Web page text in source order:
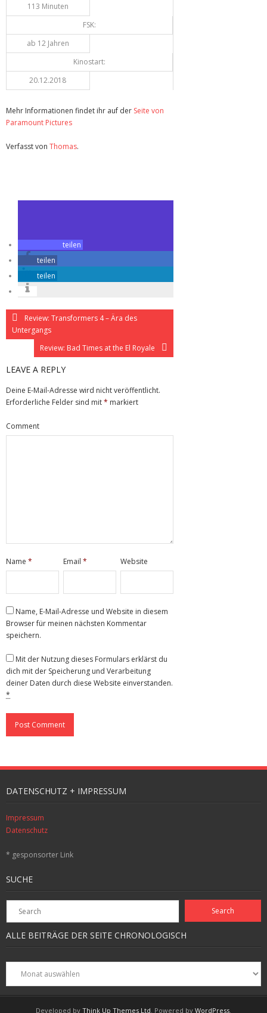
113 Minuten
FSK:
ab 12 Jahren
Kinostart:
20.12.2018
Mehr Informationen findet ihr auf der Seite von
Paramount Pictures
Verfasst von Thomas.
teilen
teilen
teilen
Review: Transformers 4 – Ära des
Untergangs
Review: Bad Times at the El Royale
LEAVE A REPLY
Deine E-Mail-Adresse wird nicht veröffentlicht.
Erforderliche Felder sind mit* markiert
Comment
Name * Email* Website
Name, E-Mail-Adresse und Website in diesem
Browser für meinen nächsten Kommentar
speichern.
Mit der Nutzung dieses Formulars erklärst du
dich mit der Speicherung und Verarbeitung
deiner Daten durch diese Website einverstanden.
*
DATENSCHUTZ + IMPRESSUM
Impressum
Datenschutz
* gesponsorter Link
SUCHE
ALLE BEITRÄGE DER SEITE CHRONOLOGISCH
Alle
Beiträge
der
Seite
Developed by Think Up Themes Ltd. Powered by WordPress.